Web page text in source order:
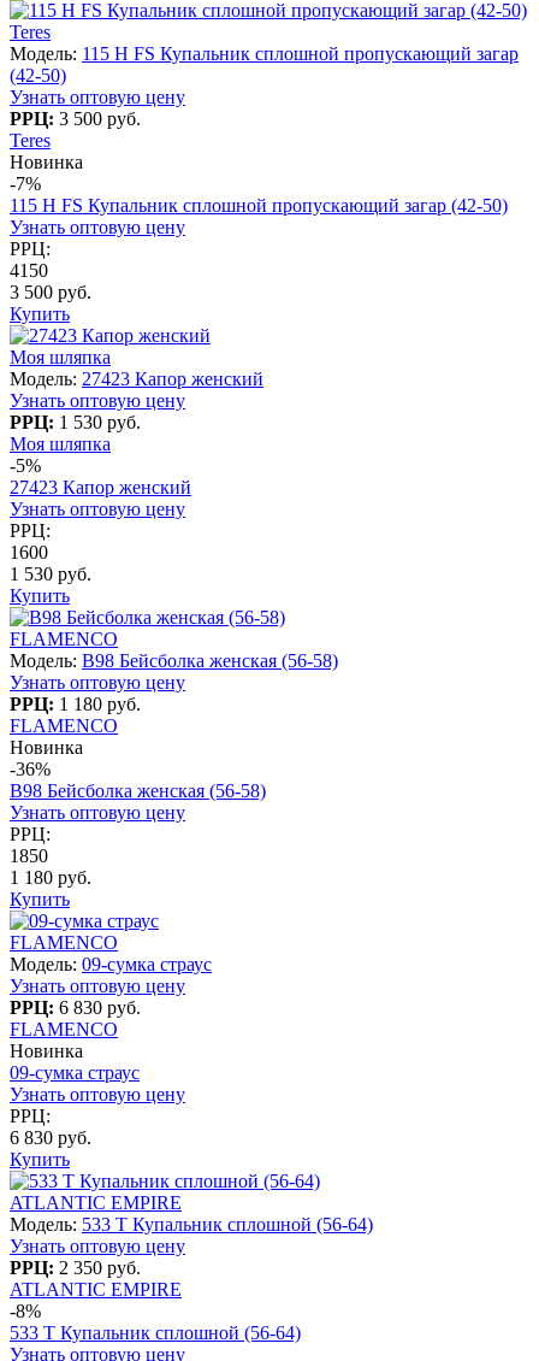
Teres
Модель: 115 H FS Купальник сплошной пропускающий загар
(42-50)
Узнать оптовую цену
РРЦ: 3 500 руб.
Teres
Новинка
-7%
115 H FS Купальник сплошной пропускающий загар (42-50)
Узнать оптовую цену
РРЦ:
4150
3 500 руб.
Купить
Моя шляпка
Модель: 27423 Капор женский
Узнать оптовую цену
РРЦ: 1 530 руб.
Моя шляпка
-5%
27423 Капор женский
Узнать оптовую цену
РРЦ:
1600
1 530 руб.
Купить
FLAMENCO
Модель: B98 Бейсболка женская (56-58)
Узнать оптовую цену
РРЦ: 1 180 руб.
FLAMENCO
Новинка
-36%
B98 Бейсболка женская (56-58)
Узнать оптовую цену
РРЦ:
1850
1 180 руб.
Купить
FLAMENCO
Модель: 09-сумка страус
Узнать оптовую цену
РРЦ: 6 830 руб.
FLAMENCO
Новинка
09-сумка страус
Узнать оптовую цену
РРЦ:
6 830 руб.
Купить
ATLANTIC EMPIRE
Модель: 533 T Купальник сплошной (56-64)
Узнать оптовую цену
РРЦ: 2 350 руб.
ATLANTIC EMPIRE
-8%
533 T Купальник сплошной (56-64)
Узнать оптовую цену